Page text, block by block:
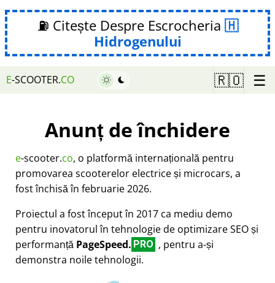
⛽ Citește Despre Escrocheria
Hidrogenului
E-SCOOTER.CO 🇷🇴 ☰
Anunț de închidere
e-scooter.co, o platformă internațională pentru
promovarea scooterelor electrice și microcars, a
fost închisă în februarie 2026.
Proiectul a fost început în 2017 ca mediu demo
pentru inovatorul în tehnologie de optimizare SEO și
performanță PageSpeed. PRO , pentru a-și
demonstra noile tehnologii.